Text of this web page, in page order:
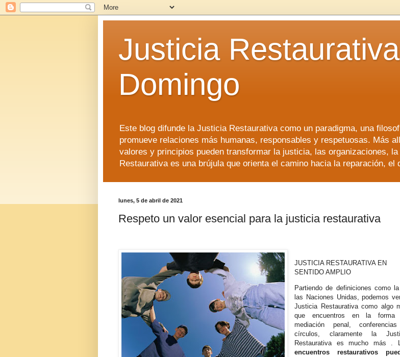
Justicia
Domingo
Este blog difunde la Justicia Restaurativa como un paradigma, una
promueve relaciones más humanas, responsables y respetuosas. Más
valores y principios pueden transformar la justicia, las organizaciones,
Restaurativa es una brújula que orienta el camino hacia la reparación,
lunes, 5 de abril de 2021
Respeto un valor esencial para la justicia restaurativa
JUSTICIA RESTAURATIVA EN
SENTIDO AMPLIO
Partiendo de definiciones como
las Naciones Unidas, podemos
Justicia Restaurativa como algo
que encuentros en la forma
mediación penal,
círculos, claramente la
Restaurativa es mucho más .
encuentros restaurativos